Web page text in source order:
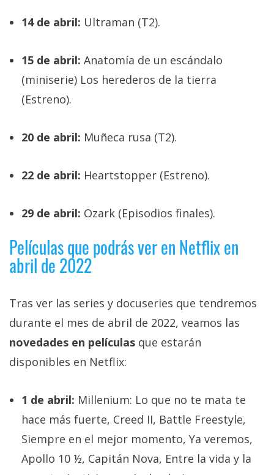
14 de abril: Ultraman (T2).
15 de abril: Anatomía de un escándalo
(miniserie) Los herederos de la tierra
(Estreno).
20 de abril: Muñeca rusa (T2).
22 de abril: Heartstopper (Estreno).
29 de abril: Ozark (Episodios finales).
Películas que podrás ver en Netflix en
abril de 2022
Tras ver las series y docuseries que tendremos
durante el mes de abril de 2022, veamos las
novedades en películas que estarán
disponibles en Netflix:
1 de abril: Millenium: Lo que no te mata te
hace más fuerte, Creed II, Battle Freestyle,
Siempre en el mejor momento, Ya veremos,
Apollo 10 ½, Capitán Nova, Entre la vida y la